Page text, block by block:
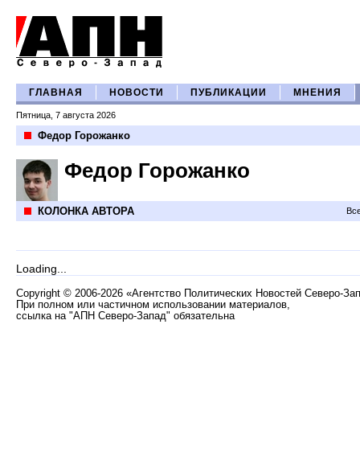
ГЛАВНАЯ НОВОСТИ ПУБЛИКАЦИИ МНЕНИЯ
Пятница, 7 августа 2026
Федор Горожанко
Федор Горожанко
КОЛОНКА АВТОРА
Loading...
Copyright © 2006-2026 «Агентство Политических Новостей Северо-
При полном или частичном использовании материалов,
ссылка на "АПН Северо-Запад" обязательна